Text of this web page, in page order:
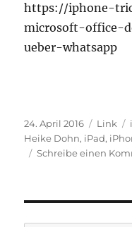
https://iphone-
microsoft-office-
ueber-whatsapp
Veröffentlicht
am
24. April 2016 Format
Link
Heike Dohn, iPad,
Schreibe einen